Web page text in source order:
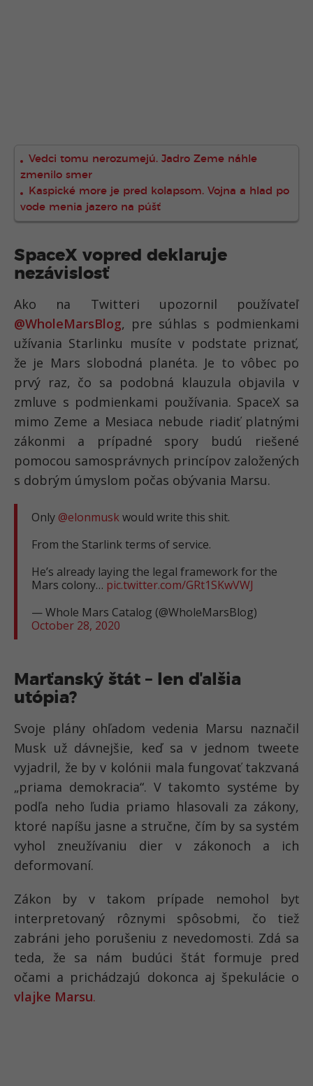
Vedci tomu nerozumejú. Jadro Zeme náhle
zmenilo smer
Kaspické more je pred kolapsom. Vojna a hlad po
vode menia jazero na púšť
SpaceX vopred deklaruje
nezávislosť
Ako na Twitteri upozornil používateľ
@WholeMarsBlog, pre súhlas s podmienkami
užívania Starlinku musíte v podstate priznať,
že je Mars slobodná planéta. Je to vôbec po
prvý raz, čo sa podobná klauzula objavila v
zmluve s podmienkami používania. SpaceX sa
mimo Zeme a Mesiaca nebude riadiť platnými
zákonmi a prípadné spory budú riešené
pomocou samosprávnych princípov založených
s dobrým úmyslom počas obývania Marsu.
Only @elonmuskwould write this shit.
From the Starlink terms of service.
He’s already laying the legal framework for the
Mars colony… pic.twitter.com/GRt1SKwVWJ
— Whole Mars Catalog (@WholeMarsBlog)
October 28, 2020
Marťanský štát – len ďalšia
utópia?
Svoje plány ohľadom vedenia Marsu naznačil
Musk už dávnejšie, keď sa v jednom tweete
vyjadril, že by v kolónii mala fungovať takzvaná
„priama demokracia“. V takomto systéme by
podľa neho ľudia priamo hlasovali za zákony,
ktoré napíšu jasne a stručne, čím by sa systém
vyhol zneužívaniu dier v zákonoch a ich
deformovaní.
Zákon by v takom prípade nemohol byť
interpretovaný rôznymi spôsobmi, čo tiež
zabráni jeho porušeniu z nevedomosti. Zdá sa
teda, že sa nám budúci štát formuje pred
očami a prichádzajú dokonca aj špekulácie o
vlajke Marsu.